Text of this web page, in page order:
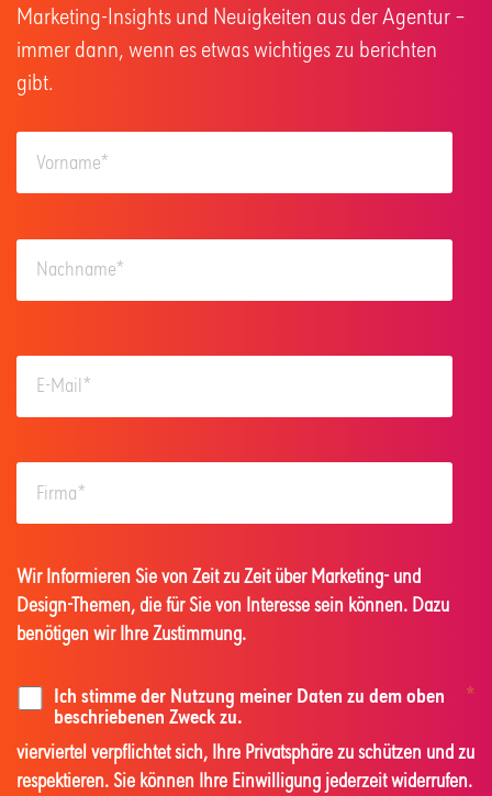
Marketing-Insights und Neuigkeiten aus der Agentur –
immer dann, wenn es etwas wichtiges zu berichten
gibt.
Wir Informieren Sie von Zeit zu Zeit über Marketing- und
Design-Themen, die für Sie von Interesse sein können. Dazu
benötigen wir Ihre Zustimmung.
Ich stimme der Nutzung meiner Daten zu dem oben
beschriebenen Zweck zu.
*
vierviertel verpflichtet sich, Ihre Privatsphäre zu schützen und zu
respektieren. Sie können Ihre Einwilligung jederzeit widerrufen.